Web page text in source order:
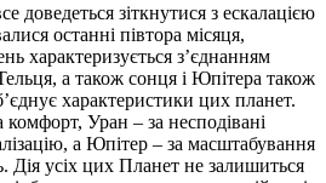
доведеться зіткнутися з ескалацією
останні півтора місяця,
характеризується з’єднанням
а також сонця і Юпітера також
характеристики цих планет.
комфорт, Уран – за несподівані
а Юпітер – за масштабування
Дія усіх цих Планет не залишиться